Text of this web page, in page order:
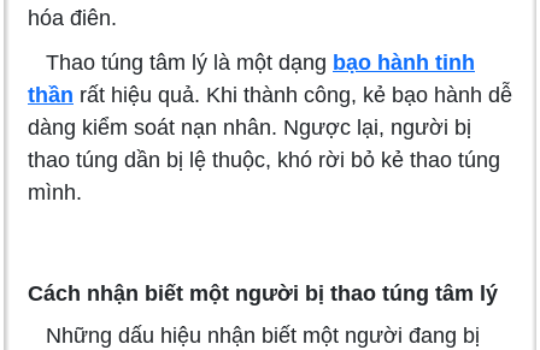
hóa điên.
Thao túng tâm lý là một dạng bạo hành tinh
thần rất hiệu quả. Khi thành công, kẻ bạo hành dễ
dàng kiểm soát nạn nhân. Ngược lại, người bị
thao túng dần bị lệ thuộc, khó rời bỏ kẻ thao túng
mình.
Cách nhận biết một người bị thao túng tâm lý
Những dấu hiệu nhận biết một người đang bị